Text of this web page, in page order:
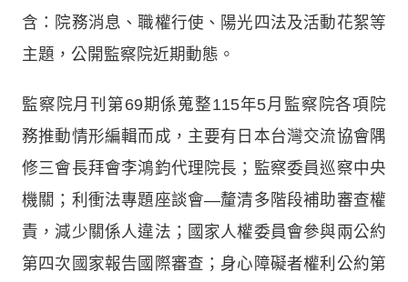
含：院務消息、職權行使、陽光四法及活動花絮等
主題，公開監察院近期動態。
監察院月刊第69期係蒐整115年5月監察院各項院
務推動情形編輯而成，主要有日本台灣交流協會隅
修三會長拜會李鴻鈞代理院長；監察委員巡察中央
機關；利衝法專題座談會—釐清多階段補助審查權
責，減少關係人違法；國家人權委員會參與兩公約
第四次國家報告國際審查；身心障礙者權利公約第